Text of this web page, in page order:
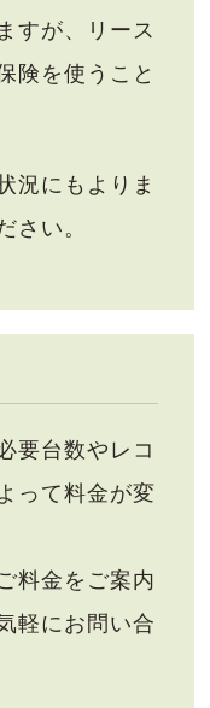
すが、リース
険を使うこと
況にもよりま
さい。
要台数やレコ
って料金が変
料金をご案内
軽にお問い合